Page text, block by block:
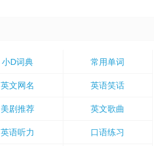
小D词典 常用单词
英文网名 英语笑话
美剧推荐 英文歌曲
英语听力 口语练习